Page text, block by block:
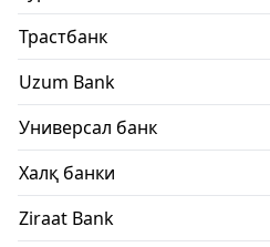
Трастбанк
Uzum Bank
Универсал банк
Халқ банки
Ziraat Bank